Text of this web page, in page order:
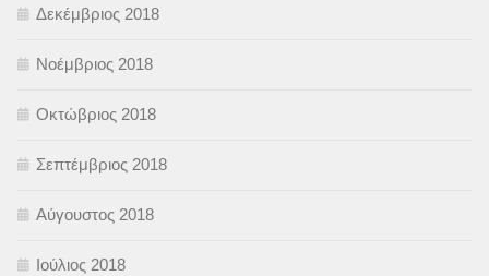
Δεκέμβριος 2018
Νοέμβριος 2018
Οκτώβριος 2018
Σεπτέμβριος 2018
Αύγουστος 2018
Ιούλιος 2018